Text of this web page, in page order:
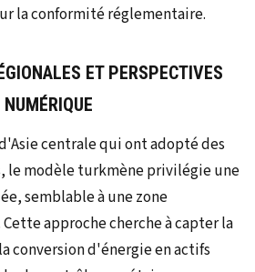
la conformité réglementaire.
ET PERSPECTIVES
centrale qui ont adopté des
le modèle turkmène privilégie une
semblable à une zone
approche cherche à capter la
conversion d'énergie en actifs